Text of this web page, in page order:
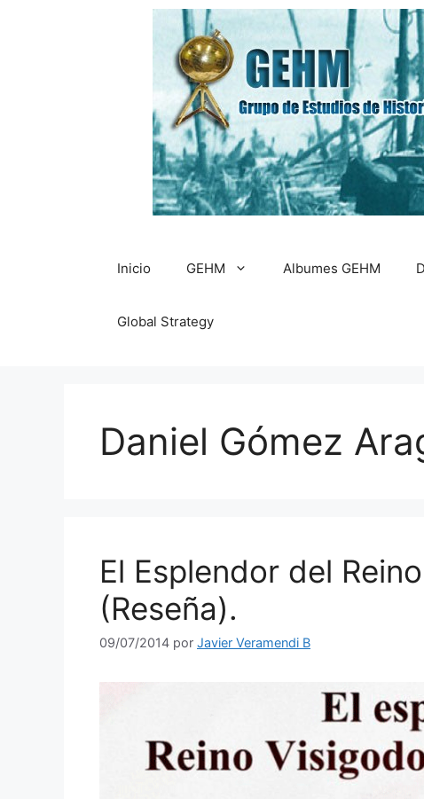
Inicio GEHM Albumes GEHM
Global Strategy
Daniel Gómez
El Esplendor del
(Reseña).
09/07/2014 por Javier Veramendi B